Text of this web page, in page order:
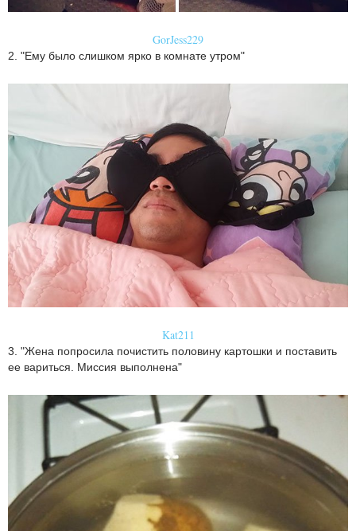
GorJess229
2. "Ему было слишком ярко в комнате утром"
Kat211
3. "Жена попросила почистить половину картошки и поставить
ее вариться. Миссия выполнена"